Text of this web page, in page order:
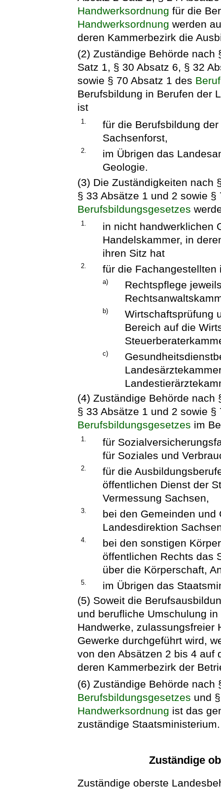
Handwerksordnung für die
Handwerksordnung werden
deren Kammerbezirk die
(2) Zuständige Behörde nach
Satz 1, § 30 Absatz 6, § 32
sowie § 70 Absatz 1 des
Berufsbildung in Berufen der
ist
1.
für die Berufsbildung
Sachsenforst,
2.
im Übrigen das
Geologie.
(3) Die Zuständigkeiten nach
§ 33 Absätze 1 und 2 sowie §
Berufsbildungsgesetzes
1.
in nicht handwerklichen
Handelskammer, in
ihren Sitz hat
2. für die Fachangestellten
a)
Rechtspflege
b)
Wirtschaftsprüfung
Bereich auf die
c)
(4) Zuständige Behörde nach
§ 33 Absätze 1 und 2 sowie §
Berufsbildungsgesetzes im
1.
für
für Soziales und
2.
für die
öffentlichen Dienst der
Vermessung Sachsen,
3.
bei den Gemeinden
Landesdirektion
4.
bei den sonstigen
öffentlichen Rechts das
über die Körperschaft,
5.
im Übrigen das
(5) Soweit die
und berufliche Umschulung
Handwerke, zulassungsfreier
Gewerke durchgeführt wird,
von den Absätzen 2 bis 4 auf
deren Kammerbezirk der
(6) Zuständige Behörde nach
Berufsbildungsgesetzes und
Handwerksordnung ist das
zuständige Staatsministerium.
Zuständige
Zuständige oberste